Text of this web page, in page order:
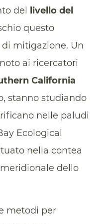
del
livello del
questo
mitigazione. Un
ai ricercatori
California
stanno studiando
nelle paludi
Ecological
nella contea
dello
metodi per